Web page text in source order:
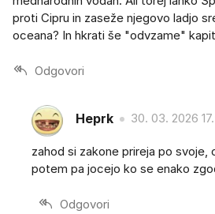
proti Cipru in zaseže njegovo ladjo
oceana? In hkrati še "odvzame"
Odgovori
Heprk 30. 03. 2026
zahod si zakone prireja po svoje,
potem pa jocejo ko se enako
Odgovori